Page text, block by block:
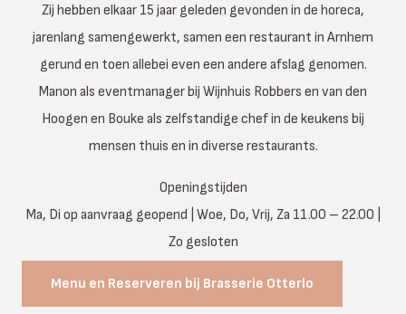
Zij hebben elkaar 15 jaar geleden gevonden in de horeca,
jarenlang samengewerkt, samen een restaurant in Arnhem
gerund en toen allebei even een andere afslag genomen.
Manon als eventmanager bij Wijnhuis Robbers en van den
Hoogen en Bouke als zelfstandige chef in de keukens bij
mensen thuis en in diverse restaurants.
Openingstijden
Ma, Di op aanvraag geopend | Woe, Do, Vrij, Za 11.00 – 22.00 |
Zo gesloten
Menu en Reserveren bij Brasserie Otterlo